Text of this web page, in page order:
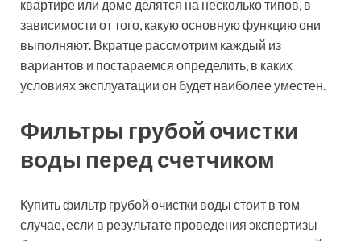
Купить фильтр грубой очистки воды стоит в том
случае, если в результате проведения экспертизы
было установлено, что в воде содержится высокий
уровень механических примесей. Монтируется такой
позволяет обеспечивать очищенной водой все
срок их службы.
Принцип работы таких фильтров следующий:
специальная сеточка (а в некоторых моделях сразу